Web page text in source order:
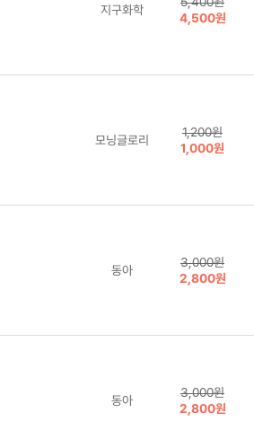
지구화학
4,500원
모닝글로리
1,200원
1,000원
동아
3,000원
2,800원
동아
3,000원
2,800원